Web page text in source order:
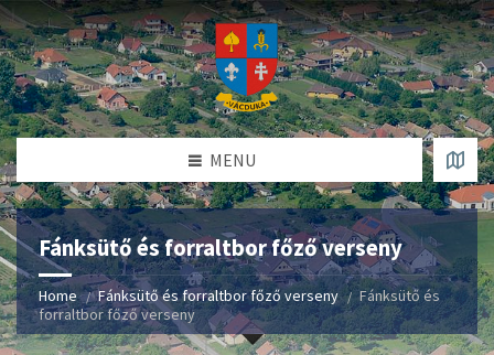
MENU
Fánksütő és forraltbor főző verseny
Home Fánksütő és forraltbor főző verseny
Fánksütő és
forraltbor főző verseny